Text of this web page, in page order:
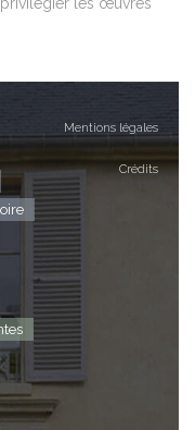
Mentions légales
Crédits